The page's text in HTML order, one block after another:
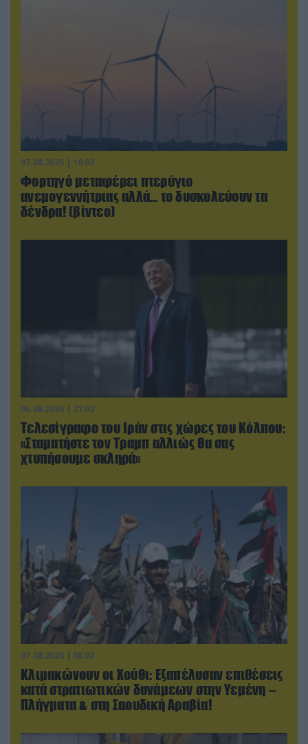
07.08.2026 | 16:02
Φορτηγό μεταφέρει πτερύγιο
ανεμογεννήτριας αλλά… το δυσκολεύουν τα
δένδρα! (βίντεο)
06.08.2026 | 21:02
Τελεσίγραφο του Ιράν στις χώρες του Κόλπου:
«Σταματήστε τον Τραμπ αλλιώς θα σας
χτυπήσουμε σκληρά»
07.08.2026 | 08:02
Κλιμακώνουν οι Χούθι: Eξαπέλυσαν επιθέσεις
κατά στρατιωτικών δυνάμεων στην Υεμένη –
Πλήγματα & στη Σαουδική Αραβία!